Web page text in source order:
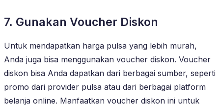
7. Gunakan Voucher Diskon
Untuk mendapatkan harga pulsa yang lebih murah,
Anda juga bisa menggunakan voucher diskon. Voucher
diskon bisa Anda dapatkan dari berbagai sumber, seperti
promo dari provider pulsa atau dari berbagai platform
belanja online. Manfaatkan voucher diskon ini untuk